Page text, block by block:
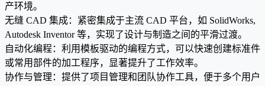
产环境。
无缝 CAD 集成：紧密集成于主流 CAD 平台，如 SolidWorks,
Autodesk Inventor 等，实现了设计与制造之间的平滑过渡。
自动化编程：利用模板驱动的编程方式，可以快速创建标准件
或常用部件的加工程序，显著提升了工作效率。
协作与管理：提供了项目管理和团队协作工具，便于多个用户